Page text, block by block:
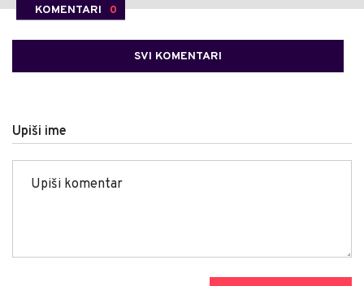
KOMENTARI 0
SVI KOMENTARI
Upiši ime